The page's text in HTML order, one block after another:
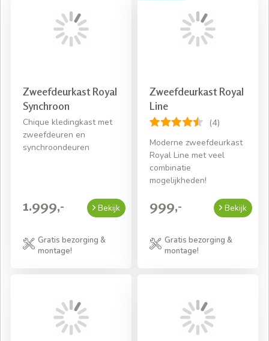
verpakkingsmateriaal met ons mee terug. Hierdoor kunt u
direct de kledingkast inpakken.
Zweefdeurkast Royal
Synchroon
Chique kledingkast met
zweefdeuren en
synchroondeuren
1.999,- Bekijk
Gratis bezorging &
montage!
Zweefdeurkast Royal
Line
(4)
Moderne zweefdeurkast
Royal Line met veel
combinatie
mogelijkheden!
999,- Bekijk
Gratis bezorging &
montage!